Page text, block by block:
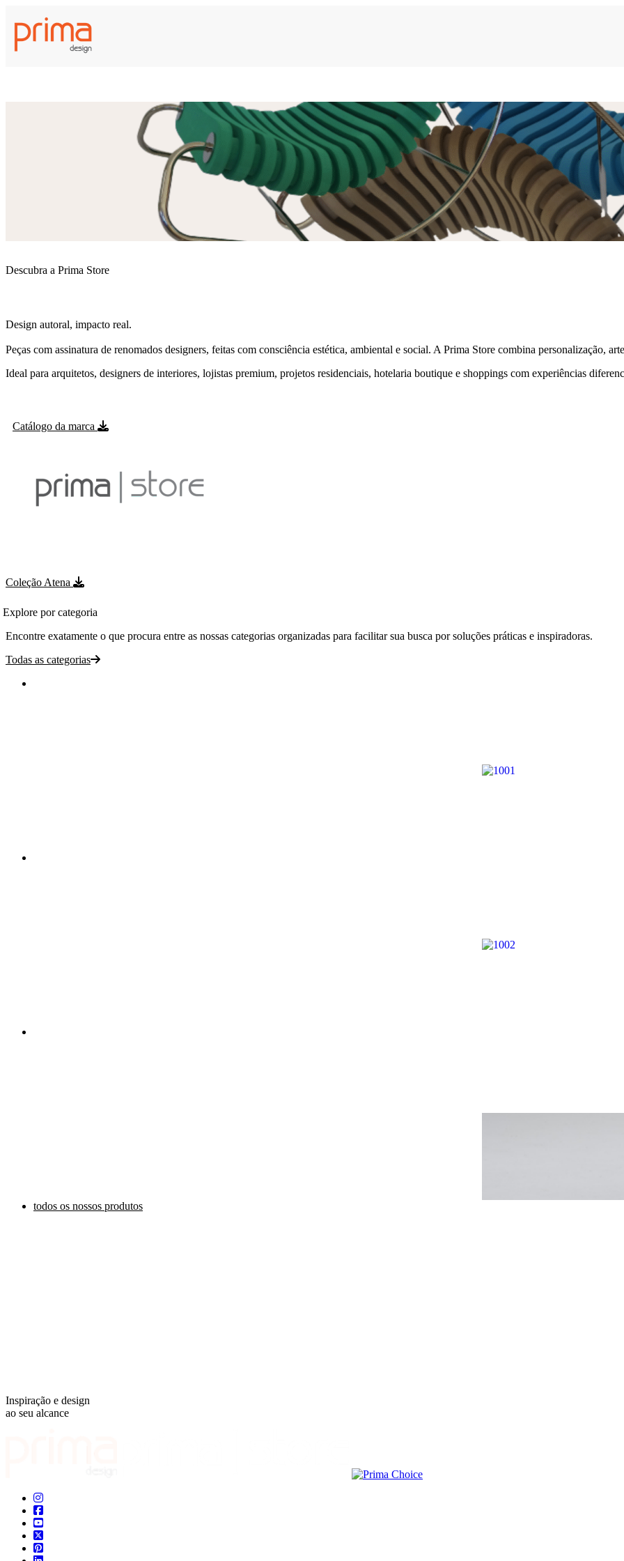
Descubra a Prima Store
Design autoral, impacto real.
Peças com assinatura de renomados designers, feitas com consciência estética, ambiental e social. A Prima Store combina personalização,
Ideal para arquitetos, designers de interiores, lojistas premium, projetos residenciais, hotelaria boutique e shoppings com experiências
Catálogo da marca
Coleção Atena
Explore por categoria
Encontre exatamente o que procura entre as nossas categorias organizadas para facilitar sua busca por soluções práticas e inspiradoras.
Todas as categorias
todos os nossos produtos
Inspiração e design
ao seu alcance